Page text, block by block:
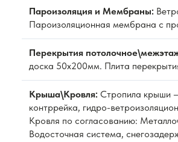
Пароизоляция и Мембраны:
Пароизоляционная мембрана с
Перекрытия
доска 50х200мм. Плита
Крыша\Кровля: Стропила крыши
контррейка, гидро-
Кровля по согласованию:
Водосточная система,